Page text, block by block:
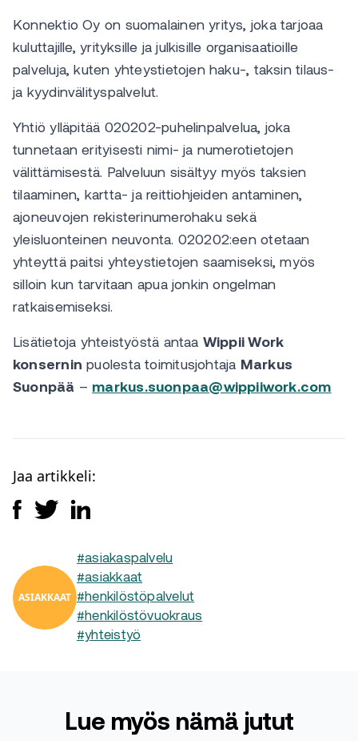
Konnektio Oy on suomalainen yritys, joka tarjoaa
kuluttajille, yrityksille ja julkisille organisaatioille
palveluja, kuten yhteystietojen haku-, taksin tilaus-
ja kyydinvälityspalvelut.
Yhtiö ylläpitää 020202-puhelinpalvelua, joka
tunnetaan erityisesti nimi- ja numerotietojen
välittämisestä. Palveluun sisältyy myös taksien
tilaaminen, kartta- ja reittiohjeiden antaminen,
ajoneuvojen rekisterinumerohaku sekä
yleisluonteinen neuvonta. 020202:een otetaan
yhteyttä paitsi yhteystietojen saamiseksi, myös
silloin kun tarvitaan apua jonkin ongelman
ratkaisemiseksi.
Lisätietoja yhteistyöstä antaa Wippii Work
konsernin puolesta toimitusjohtaja Markus
Suonpää – markus.suonpaa@wippiiwork.com
Jaa artikkeli:
ASIAKKAAT
#asiakaspalvelu
#asiakkaat
#henkilöstöpalvelut
#henkilöstövuokraus
#yhteistyö
Lue myös nämä jutut